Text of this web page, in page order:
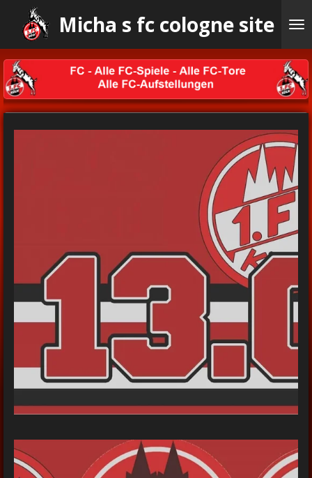
direct
naar
hoofdinhoud
Micha s fc cologne site